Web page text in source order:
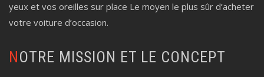
yeux et vos oreilles sur place Le moyen le plus sûr d’acheter
votre voiture d’occasion.
NOTRE MISSION ET LE CONCEPT